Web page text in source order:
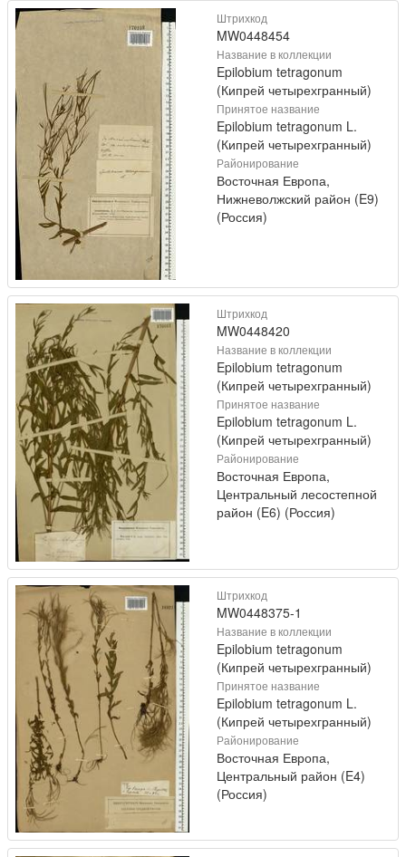
Штрихкод
MW0448454
Название в коллекции
Epilobium tetragonum
(Кипрей четырехгранный)
Принятое название
Epilobium tetragonum L.
(Кипрей четырехгранный)
Районирование
Восточная Европа,
Нижневолжский район (E9)
(Россия)
Штрихкод
MW0448420
Название в коллекции
Epilobium tetragonum
(Кипрей четырехгранный)
Принятое название
Epilobium tetragonum L.
(Кипрей четырехгранный)
Районирование
Восточная Европа,
Центральный лесостепной
район (E6) (Россия)
Штрихкод
MW0448375-1
Название в коллекции
Epilobium tetragonum
(Кипрей четырехгранный)
Принятое название
Epilobium tetragonum L.
(Кипрей четырехгранный)
Районирование
Восточная Европа,
Центральный район (E4)
(Россия)